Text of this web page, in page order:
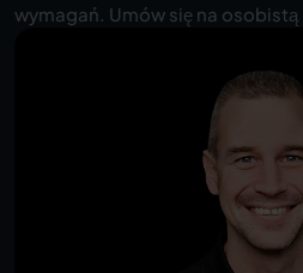
wymagań. Umów się na